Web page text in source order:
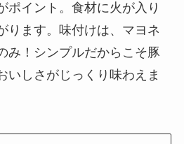
ポイント。食材に火が入り
ります。味付けは、マヨネ
み！シンプルだからこそ豚
いしさがじっくり味わえま